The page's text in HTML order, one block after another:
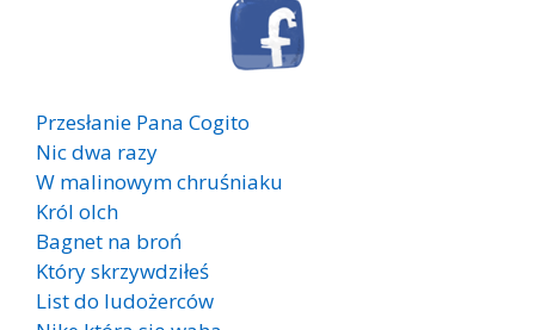
Przesłanie Pana Cogito
Nic dwa razy
W malinowym chruśniaku
Król olch
Bagnet na broń
Który skrzywdziłeś
List do ludożerców